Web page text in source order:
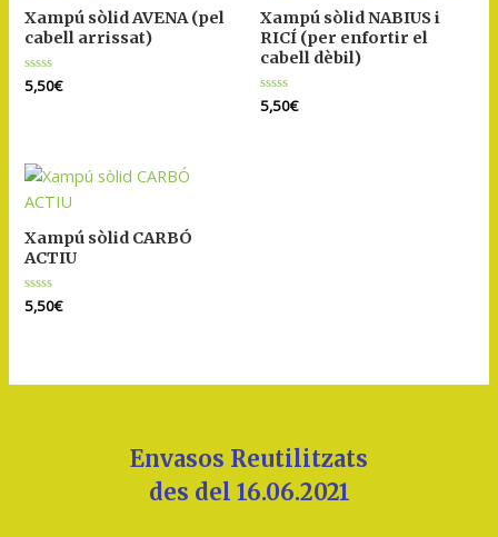
Xampú sòlid AVENA (pel
cabell arrissat)
Puntuat
amb
5,50€
Xampú sòlid NABIUS i
RICÍ (per enfortir el
cabell dèbil)
Puntuat
amb
5,50€
Xampú sòlid CARBÓ
ACTIU
Puntuat
amb
5,50€
Envasos Reutilitzats
des del 16.06.2021